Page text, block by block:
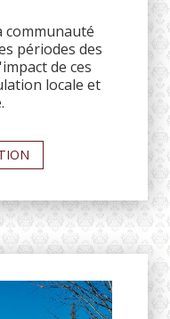
communauté
périodes des
de ces
locale et